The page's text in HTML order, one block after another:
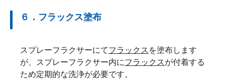
６．フラックス塗布
スプレーフラクサーにてフラックス を塗布します
が、スプレーフラクサー内にフラックスが付着する
ため定期的な洗浄が必要です。